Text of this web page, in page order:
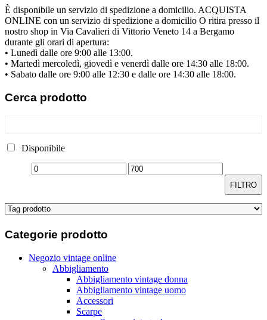
È disponibile un servizio di spedizione a domicilio. ACQUISTA
ONLINE con un servizio di spedizione a domicilio O ritira presso il
nostro shop in Via Cavalieri di Vittorio Veneto 14 a Bergamo
durante gli orari di apertura:
• Lunedì dalle ore 9:00 alle 13:00.
• Martedì mercoledì, giovedì e venerdì dalle ore 14:30 alle 18:00.
• Sabato dalle ore 9:00 alle 12:30 e dalle ore 14:30 alle 18:00.
Cerca prodotto
Disponibile
FILTRO
Categorie prodotto
Negozio vintage online
Abbigliamento
Abbigliamento vintage donna
Abbigliamento vintage uomo
Accessori
Scarpe